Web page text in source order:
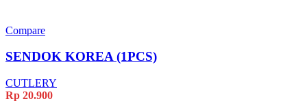
Compare
SENDOK KOREA (1PCS)
CUTLERY
Rp 20.900